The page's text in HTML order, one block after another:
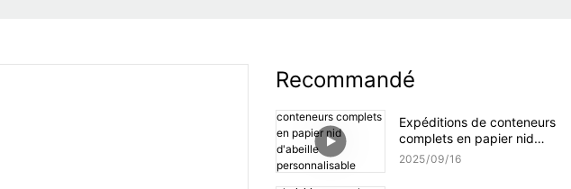
Recommandé
Expéditions de conteneurs
complets en papier nid
d'abeille personnalisable
2025 09 16